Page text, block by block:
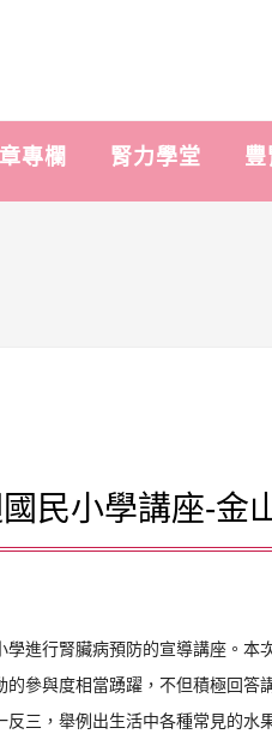
專欄 腎力學堂 豐
民小學講座-金
進行腎臟病預防的宣導講座。
參與度相當踴躍，不但積極回
三，舉例出生活中各種常見的